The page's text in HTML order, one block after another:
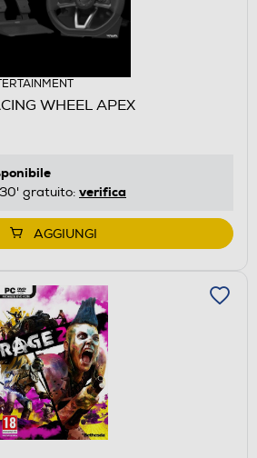
WHEEL APEX
gratuito: verifica
AGGIUNGI